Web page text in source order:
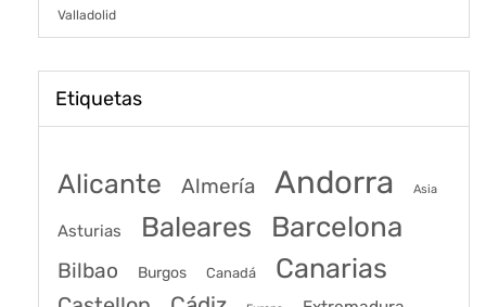
Valladolid
Etiquetas
Alicante Almería Andorra Asia
Asturias Baleares Barcelona
Bilbao Burgos Canadá Canarias